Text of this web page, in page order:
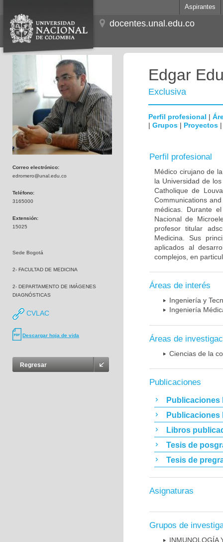
Aspirantes
docentes.unal.edu.co
Correo electrónico:
edromero@unal.edu.co
Teléfono:
3165000
Extensión:
15025
Sede Bogotá
2- FACULTAD DE MEDICINA
2- DEPARTAMENTO DE IMÁGENES
DIAGNÓSTICAS
CVLAC
Descargar hoja de vida
Regresar
Edgar
Exclusiva
Perfil profesional |
| Grupos | Proyectos
Perfil profesional
Médico cirujano de
la Universidad de
Catholique de
Communications
médicas. Durante
Nacional de
profesor titular
Medicina. Sus
aplicados al
complejos, en
Áreas de interés
Ingeniería y
Ingeniería
Áreas de
Ciencias de la
Publicaciones
Publicaciones
Publicaciones
Libros
Tesis de
Tesis de
Asignaturas
Grupos de
INMUNOLOGÍA